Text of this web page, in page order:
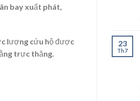
bay xuất phát,
lượng cứu hộ được
trực thăng.
23
Th7